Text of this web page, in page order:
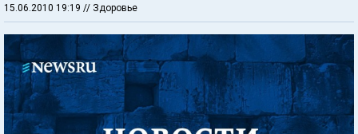
15.06.2010 19:19 // Здоровье